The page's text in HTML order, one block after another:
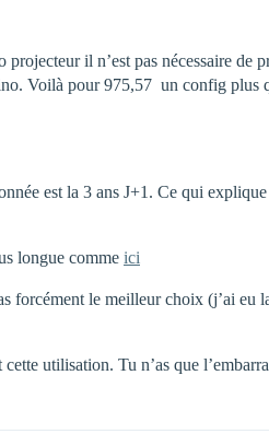
il n’est pas nécessaire de
Voilà pour 975,57  un config
est la 3 ans J+1. Ce qui
longue comme ici
forcément le meilleur choix (j’ai
utilisation. Tu n’as que